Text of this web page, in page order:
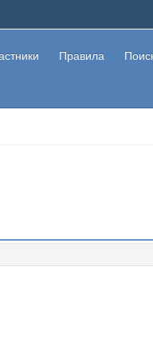
Правила